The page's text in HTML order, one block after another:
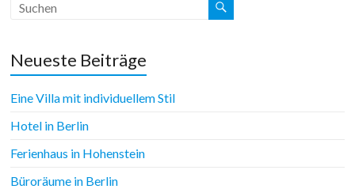
Neueste Beiträge
Eine Villa mit individuellem Stil
Hotel in Berlin
Ferienhaus in Hohenstein
Büroräume in Berlin